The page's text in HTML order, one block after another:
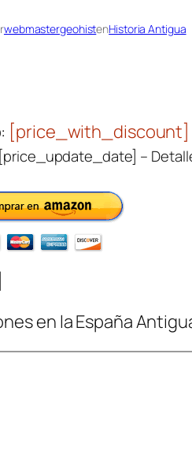
webmastergeohistenHistoria Antigua
[price_with_discount]
–
en la España